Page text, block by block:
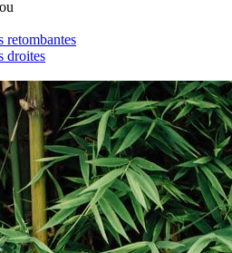
retombantes
droites